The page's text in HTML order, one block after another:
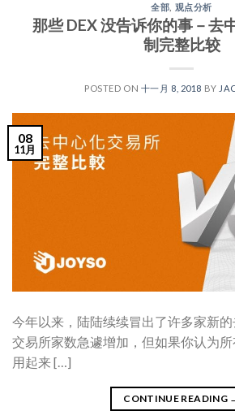
全部 观点分析
那些 DEX 没告诉你的事－去
制完整比较
POSTED ON 十一月 8, 2018 BY
08
11月
今年以来，陆陆续续冒出了许多家新
交易所家数急遽增加，但如果你认为
用起来 […]
CONTINUE READING